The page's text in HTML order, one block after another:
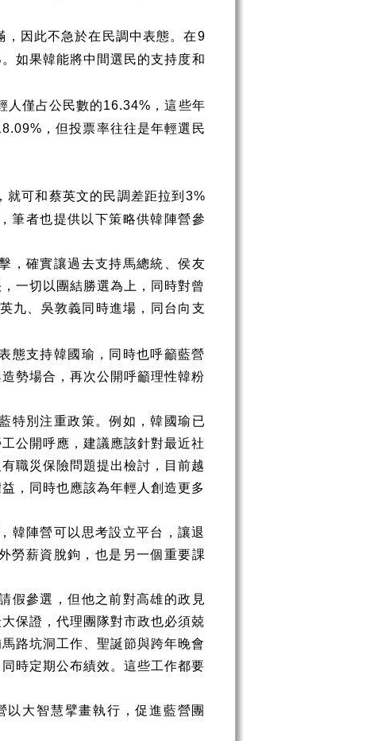
因此不急於在民調中表態。在9
。如果韓能將中間選民的支持度和
人僅占公民數的16.34% ，這些年
，但投票率往往是年輕選民
可和蔡英文的民調差距拉到3%
筆者也提供以下策略供韓陣營參
，確實讓過去支持馬總統、侯友
一切以團結勝選為上，同時對曾
九、吳敦義同時進場，同台向支
態支持韓國瑜，同時也呼籲藍營
勢場合，再次公開呼籲理性韓粉
特別注重政策。例如，韓國瑜已
公開呼應，建議應該針對最近社
職災保險問題提出檢討，目前越
，同時也應該為年輕人創造更多
韓陣營可以思考設立平台，讓退
勞薪資脫鉤，也是另一個重要課
假參選，但他之前對高雄的政見
保證，代理團隊對市政也必須兢
路坑洞工作、聖誕節與跨年晚會
時定期公布績效。這些工作都要
大智慧擘畫執行，促進藍營團